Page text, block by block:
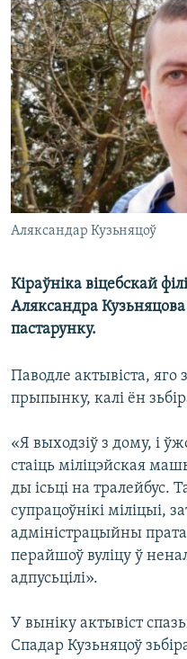
ПАЛІТВЯЗЬНІ
КУЛЬТУРА
КАЛЯНДАР
PREMIUM
МОВА
НА ХВАЛЯХ СВАБОДЫ
Усе сайты РС/РСЭ
Аляксандар Кузьняцоў
Кіраўніка віцебскай
Аляксандра
пастарунку.
Паводле актывіста,
прыпынку, калі ён
«Я выходзіў з дому, і
стаіць міліцэйская
ды ісьці на тралейбус.
супрацоўнікі міліцыі,
адміністрацыйны
перайшоў вуліцу ў
адпусьцілі».
У выніку актывіст
Спадар Кузьняцоў